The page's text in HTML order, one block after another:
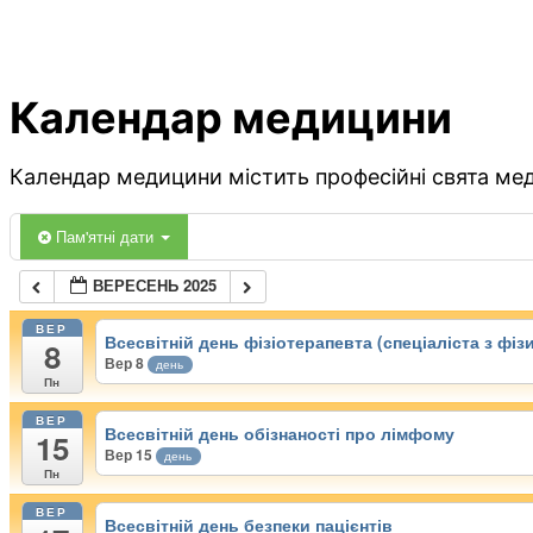
Календар медицини
Календар медицини містить професійні свята
Пам'ятні дати
ВЕРЕСЕНЬ 2025
ВЕР
8
Пн
Всесвітній день фізіотерапевта (спеціаліста з
Вер 8 день
ВЕР
15
Пн
Всесвітній день обізнаності про лімфому
Вер 15 день
ВЕР
Всесвітній день безпеки пацієнтів